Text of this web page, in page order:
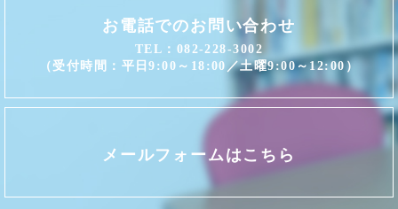
お電話でのお問い合わせ
TEL：082-228-3002
（受付時間：平日9:00～18:00／土曜9:00～12:00）
メールフォームはこちら